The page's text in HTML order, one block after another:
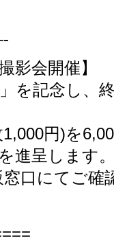
影会開催】
を記念し、
円)を
進呈します
口にてご確